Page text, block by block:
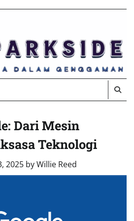
Dari Mesin
Teknologi
2025 byWillie Reed